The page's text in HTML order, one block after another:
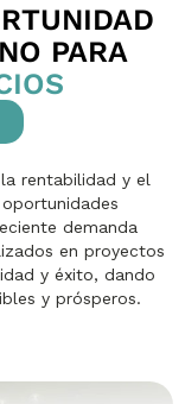
PARA
rentabilidad y el
demanda
en proyectos
y éxito, dando
y prósperos.